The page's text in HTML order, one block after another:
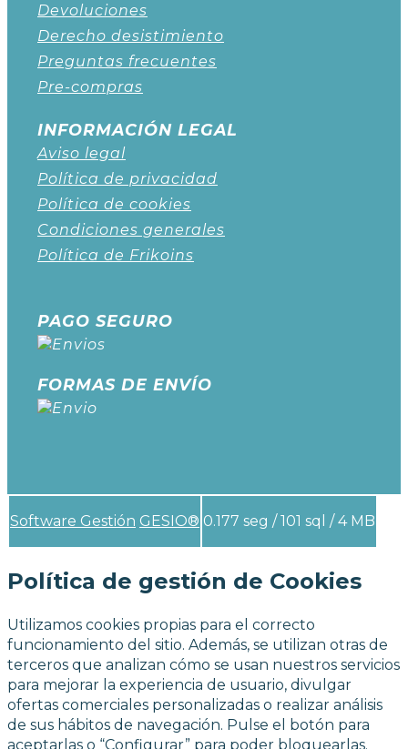
Devoluciones
Derecho desistimiento
Preguntas frecuentes
Pre-compras
INFORMACIÓN LEGAL
Aviso legal
Política de privacidad
Política de cookies
Condiciones generales
Política de Frikoins
PAGO SEGURO
FORMAS DE ENVÍO
Software Gestión GESIO® 0.177 seg /101 sql / 4 MB
Política de gestión de Cookies
Utilizamos cookies propias para el correcto
funcionamiento del sitio. Además, se utilizan otras de
terceros que analizan cómo se usan nuestros servicios
para mejorar la experiencia de usuario, divulgar
ofertas comerciales personalizadas o realizar análisis
de sus hábitos de navegación. Pulse el botón para
aceptarlas o “Configurar” para poder bloquearlas.